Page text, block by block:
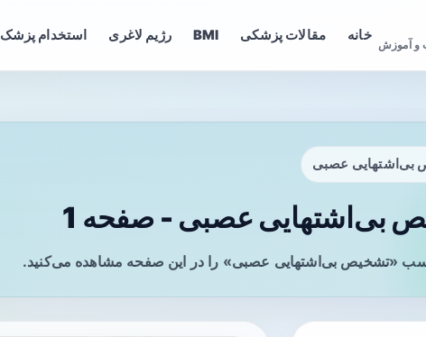
و آموزش
خانه مقالات پزشکی BMI رژیم لاغری استخدام پزشک
بی‌اشتهایی عصبی
بی‌اشتهایی عصبی - صفحه 1
«تشخیص بی‌اشتهایی عصبی» را در این صفحه مشاهده می‌کنید.